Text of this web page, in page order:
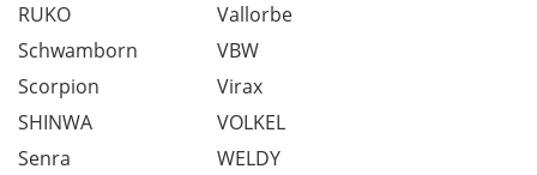
RUKO
Schwamborn
Scorpion
SHINWA
Senra
Vallorbe
VBW
Virax
VOLKEL
WELDY